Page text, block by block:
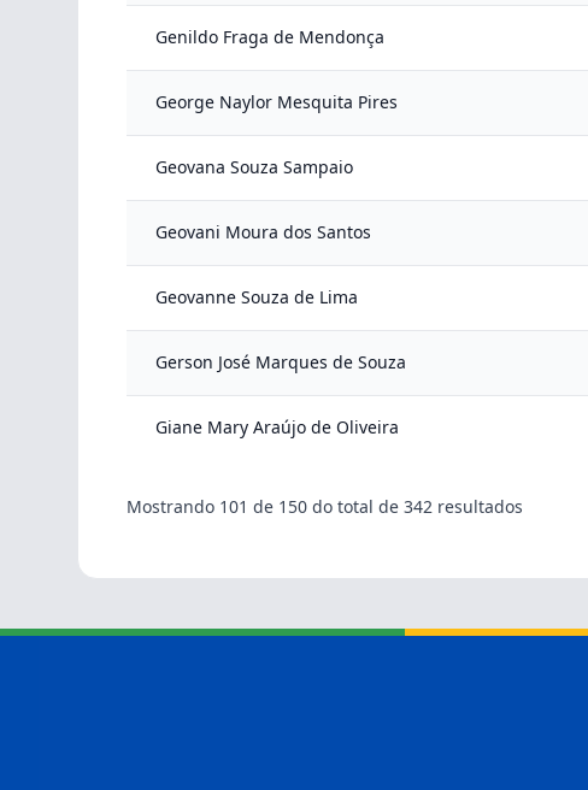
Genildo Fraga de Mendonça
George Naylor Mesquita Pires
Geovana Souza Sampaio
Geovani Moura dos Santos
Geovanne Souza de Lima
Gerson José Marques de Souza
Giane Mary Araújo de Oliveira
Mostrando 101 de 150 do total de 342 resultados